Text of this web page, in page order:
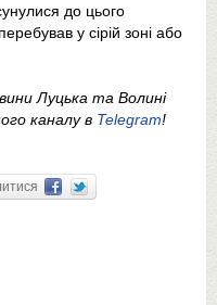
до цього
у сірій зоні або
Луцька та Волині
каналу в Telegram!